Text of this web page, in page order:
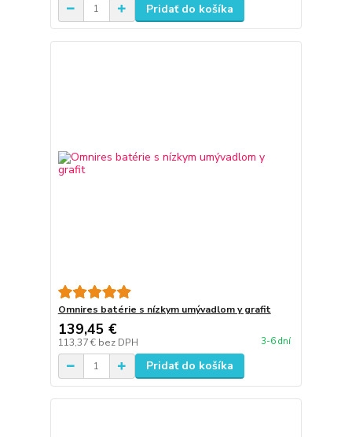
Pridať do košíka
Omnires batérie s nízkym umývadlom y grafit
139,45 €
113,37 € bez DPH 3-6 dní
Pridať do košíka